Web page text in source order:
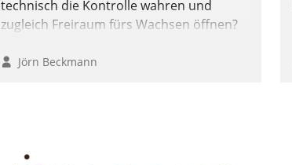
technisch die Kontrolle wahren und
zugleich Freiraum fürs Wachsen öffnen?
Jörn Beckmann